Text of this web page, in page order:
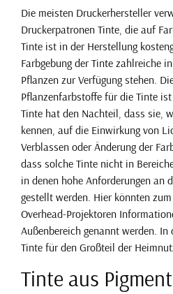
Die meisten Druckerhersteller
Druckerpatronen Tinte, die auf
Tinte ist in der Herstellung
Farbgebung der Tinte zahlreiche
Pflanzen zur Verfügung stehen.
Pflanzenfarbstoffe für die Tinte
Tinte hat den Nachteil, dass sie,
kennen, auf die Einwirkung von
Verblassen oder Änderung der
dass solche Tinte nicht in
in denen hohe Anforderungen an
gestellt werden. Hier könnten
Overhead-Projektoren
Außenbereich genannt werden. In
Tinte für den Großteil der
Tinte aus